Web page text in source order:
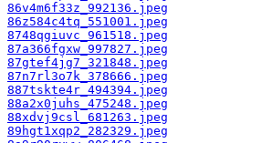
86v4m6f33z_992136.jpeg
86z584c4tq_551001.jpeg
8748qgiuvc_961518.jpeg
87a366fgxw_997827.jpeg
87gtef4jg7_321848.jpeg
87n7rl3o7k_378666.jpeg
887tskte4r_494394.jpeg
88a2x0juhs_475248.jpeg
88xdvj9csl_681263.jpeg
89hgt1xqp2_282329.jpeg